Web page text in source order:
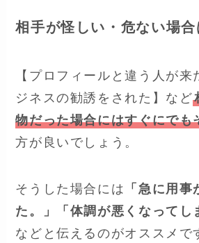
相手が怪しい・危ない場
【プロフィールと違う人が
ジネスの勧誘をされた】など
物だった場合にはすぐにでも
方が良いでしょう。
そうした場合には 「急に用事
た。」「体調が悪くなってし
などと伝えるのがオススメで